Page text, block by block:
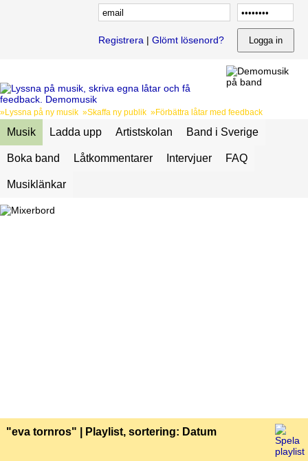
Registrera | Glömt lösenord?
»Lyssna på ny musik »Skaffa ny publik »Förbättra låtar med feedback
Musik Ladda upp Artistskolan Band i Sverige
Boka band Låtkommentarer Intervjuer FAQ
Musiklänkar
"eva tornros" | Playlist, sortering: Datum